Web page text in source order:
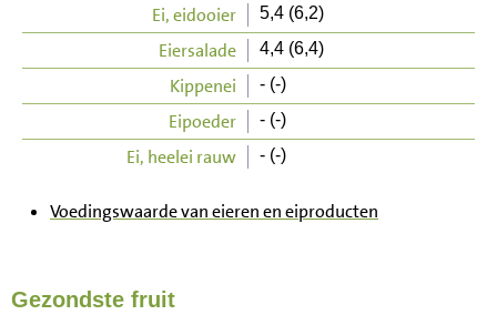
Ei, eidooier 5,4 (6,2)
Eiersalade 4,4 (6,4)
Kippenei - (-)
Eipoeder - (-)
Ei, heelei rauw - (-)
Voedingswaarde van eieren en eiproducten
Gezondste fruit